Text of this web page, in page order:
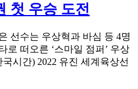
첫 우승 도전
선수는 우상혁과 바심 등 4명
로 떠오른 ‘스마일 점퍼’ 우상
시간) 2022 유진 세계육상선